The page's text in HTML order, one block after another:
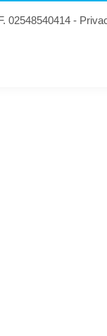
02548540414 -